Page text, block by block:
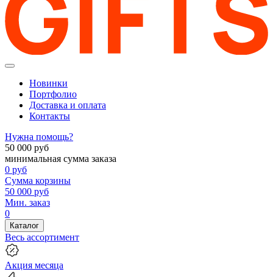
Новинки
Портфолио
Доставка и оплата
Контакты
Нужна помощь?
50 000 руб
минимальная сумма заказа
0 руб
Сумма корзины
50 000 руб
Мин. заказ
0
Каталог
Весь ассортимент
Акция месяца